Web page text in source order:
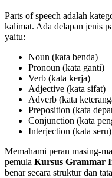
Parts of speech adalah
kalimat. Ada delapan jenis
yaitu:
Noun (kata benda)
Pronoun (kata ganti)
Verb (kata kerja)
Adjective (kata sifat)
Adverb (kata
Preposition (kata
Conjunction (kata
Interjection (kata seru)
Memahami peran masing-
pemula Kursus Grammar
benar secara struktur dan